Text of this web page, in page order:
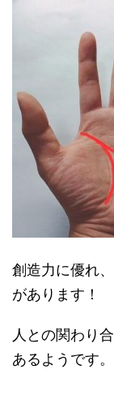
創造力に優れ
があります！
人との関わり
あるようです。